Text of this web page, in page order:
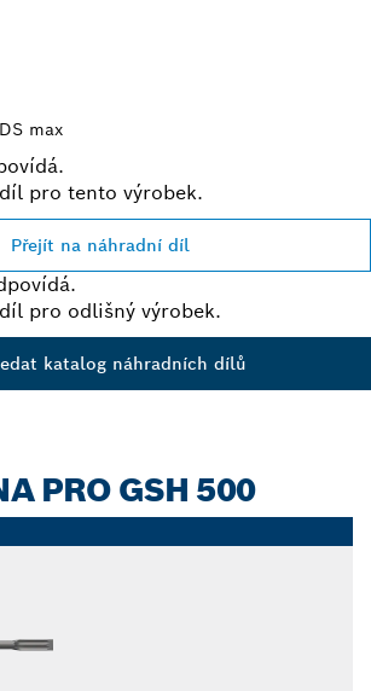
max
pro tento výrobek.
Přejít na náhradní díl
pro odlišný výrobek.
katalog náhradních dílů
PRO GSH 500